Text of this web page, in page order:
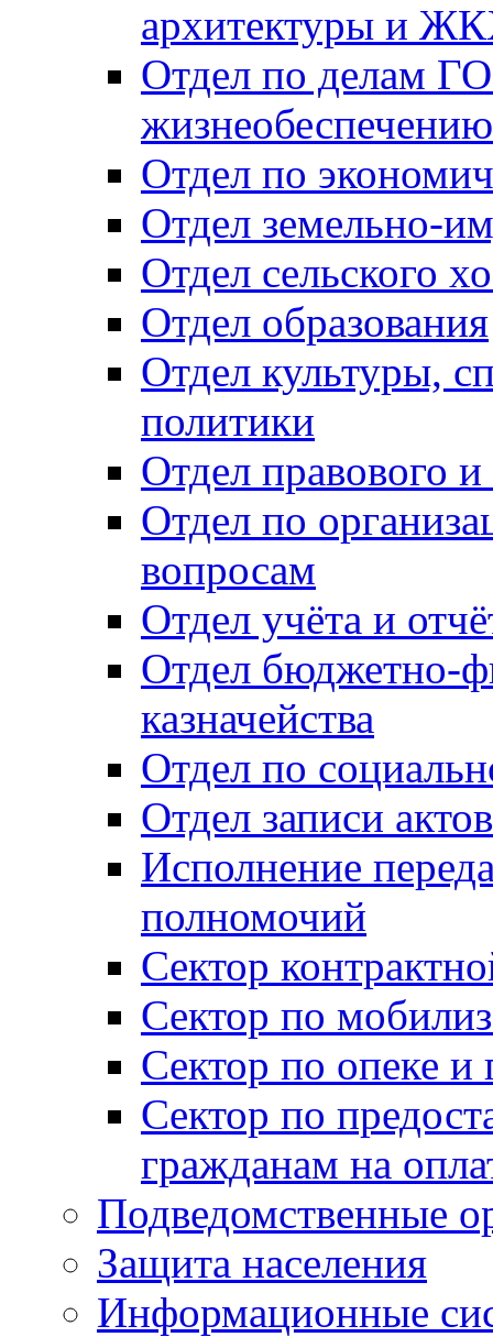
архитектуры и
Отдел по делам
Отдел по
Отдел земельно-
Отдел сельского
Отдел образования
Отдел культуры,
политики
Отдел правового
Отдел по
вопросам
Отдел учёта и
Отдел бюджетно-
казначейства
Отдел по
Отдел записи
Исполнение
полномочий
Сектор
Сектор по
Сектор по опеке и
Сектор по
гражданам на
Подведомственные
Защита населения
Информационные